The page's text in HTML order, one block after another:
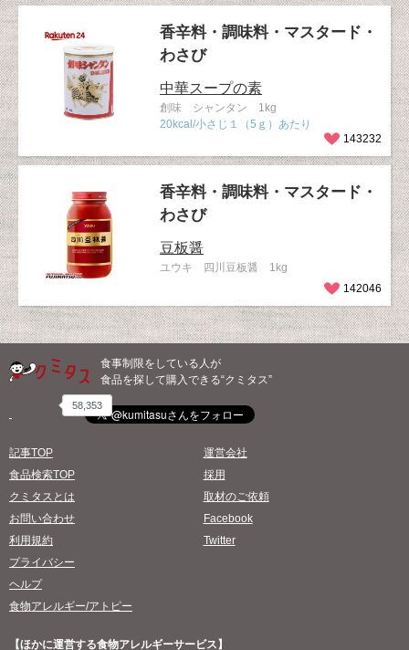
香辛料・調味料・マスタード・
わさび
中華スープの素
創味 シャンタン 1kg
20kcal/小さじ１（5ｇ）あたり
143232
香辛料・調味料・マスタード・
わさび
豆板醤
ユウキ 四川豆板醤 1kg
142046
食事制限をしている人が
食品を探して購入できる“クミタス”
58,353
記事TOP
食品検索TOP
クミタスとは
お問い合わせ
利用規約
プライバシー
ヘルプ
食物アレルギー/アトピー
運営会社
採用
取材のご依頼
Facebook
Twitter
【ほかに運営する食物アレルギーサービス】